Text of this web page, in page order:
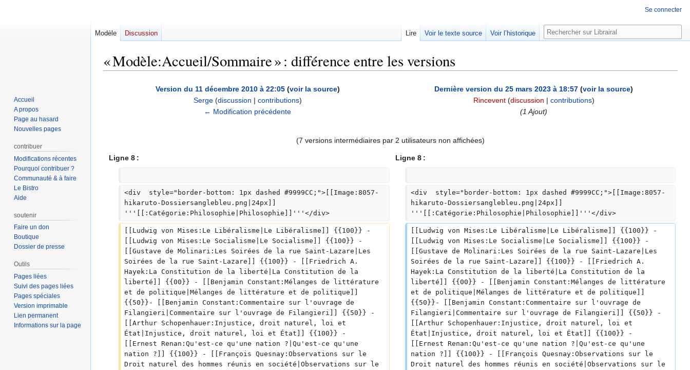
« Modèle:Accueil/Sommaire » : différence entre les versions
Version du 11 décembre 2010 à 22:05 (voir la source)
Serge (discussion | contributions)
n
← Modification précédente
Dernière version du 25 mars 2023 à 18:57 (voir la source)
Rincevent (discussion | contributions)
(1 Ajout)
(7 versions intermédiaires par 2 utilisateurs non affichées)
Ligne 8 : Ligne 8 :
<div  style="border-bottom: 1px dashed #9999CC;">[[Image:8057-
hikaruto-Dossiersanglebleu.png|24px]]
'''[[:Catégorie:Philosophie|Philosophie]]'''</div>
<div  style="border-bottom: 1px dashed #9999CC;">[[Image:8057-
hikaruto-Dossiersanglebleu.png|24px]]
'''[[:Catégorie:Philosophie|Philosophie]]'''</div>
[[Ludwig von Mises:Le Libéralisme|Le Libéralisme]] {{100}} -
[[Ludwig von Mises:Le Socialisme|Le Socialisme]] {{100}} -
[[Gustave de Molinari:Les Soirées de la rue Saint-Lazare|Les
Soirées de la rue Saint-Lazare]] {{100}} - [[Friedrich A.
Hayek:La Constitution de la liberté|La Constitution de la
liberté]] {{00}} - [[Benjamin Constant:Mélanges de littérature
et de politique|Mélanges de littérature et de politique]]
{{50}}- [[Benjamin Constant:Commentaire sur l'ouvrage de
Filangieri|Commentaire sur l'ouvrage de Filangieri]] {{50}} -
[[Arthur Schopenhauer:Injustice, droit naturel, loi et
État|Injustice, droit naturel, loi et État]] {{100}} -
[[Ernest Renan:Qu'est-ce qu'une nation ?|Qu'est-ce qu'une
nation ?]] {{100}} - [[François Quesnay:Observations sur le
Droit naturel des hommes réunis en société|Observations sur le
[[Ludwig von Mises:Le Libéralisme|Le Libéralisme]] {{100}} -
[[Ludwig von Mises:Le Socialisme|Le Socialisme]] {{100}} -
[[Gustave de Molinari:Les Soirées de la rue Saint-Lazare|Les
Soirées de la rue Saint-Lazare]] {{100}} - [[Friedrich A.
Hayek:La Constitution de la liberté|La Constitution de la
liberté]] {{00}} - [[Benjamin Constant:Mélanges de littérature
et de politique|Mélanges de littérature et de politique]]
{{50}}- [[Benjamin Constant:Commentaire sur l'ouvrage de
Filangieri|Commentaire sur l'ouvrage de Filangieri]] {{50}} -
[[Arthur Schopenhauer:Injustice, droit naturel, loi et
État|Injustice, droit naturel, loi et État]] {{100}} -
[[Ernest Renan:Qu'est-ce qu'une nation ?|Qu'est-ce qu'une
nation ?]] {{100}} - [[François Quesnay:Observations sur le
Droit naturel des hommes réunis en société|Observations sur le
Se connecter
Modèle Discussion Lire Voir le texte source Voir l’historique Rechercher
Accueil
A propos
Page au hasard
Nouvelles pages
contribuer
Modifications récentes
Pourquoi contribuer ?
Communauté & à faire
Le Bistro
Aide
soutenir
Faire un don
Boutique
Dossier de presse
Outils
Pages liées
Suivi des pages liées
Pages spéciales
Version imprimable
Lien permanent
Informations sur la page